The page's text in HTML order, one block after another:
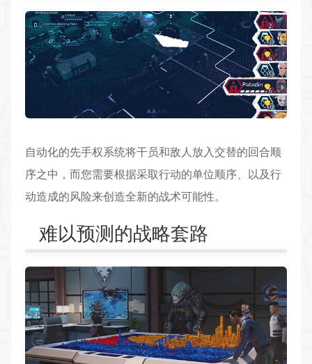
自动化的先手权系统将干员和敌人放入交替的回合顺
序之中，而您需要根据采取行动的单位顺序、以及行
动造成的风险来创造全新的战术可能性。
难以预测的战略套路